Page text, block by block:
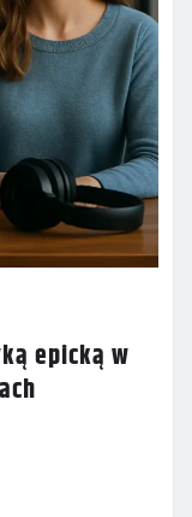
epicką w